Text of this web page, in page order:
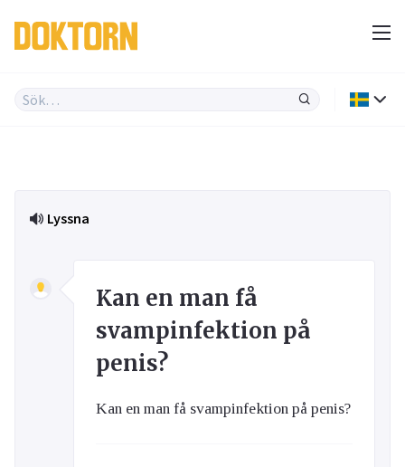
Lyssna
Kan en man få
svampinfektion på
penis?
Kan en man få svampinfektion på penis?